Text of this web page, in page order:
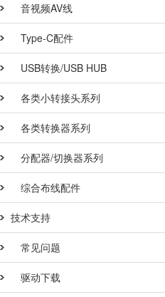
音视频AV线
Type-C配件
USB转换/USB HUB
各类小转接头系列
各类转换器系列
分配器/切换器系列
综合布线配件
技术支持
常见问题
驱动下载